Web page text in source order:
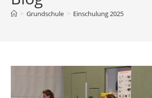
> Grundschule > Einschulung 2025